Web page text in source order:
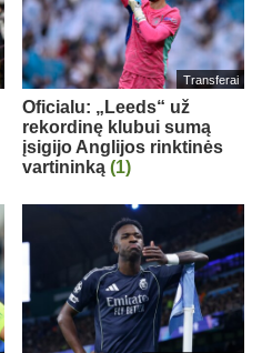
Transferai
Oficialu: „Leeds“ už
rekordinę klubui sumą
įsigijo Anglijos rinktinės
vartininką (1)